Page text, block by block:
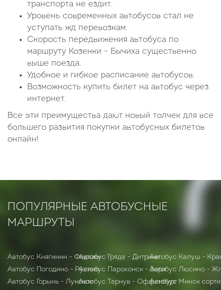
транспорта не ездит.
Уровень современных автобусов стал не
уступать жд перевозкам.
Скорость передвижения автобуса по
маршруту Козенки - Бычиха существенно
выше поезда.
Удобное и гибкое расписание автобусов.
Возможность купить билет на автобус через
интернет.
Все эти преимущества дают новый толчек для все
большего развития покупки автобусных билетов
онлайн!
ПОПУЛЯРНЫЕ АВТОБУСНЫЕ
МАРШРУТЫ
Автобус Княгинин - Федюки
Автобус Погодино - Русино
Автобус Горынь - Лукское
Автобус Гряда - Дитрики
Автобус Парохонск - Зори
Автобус Тарнув - Оффенбург
Автобус Калуш -
Автобус Люсино -
Автобус Минск